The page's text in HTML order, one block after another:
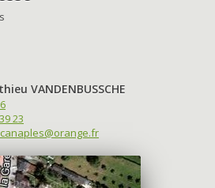
VANDENBUSSCHE
23